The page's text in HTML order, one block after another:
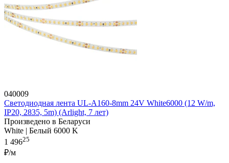
040009
Светодиодная лента UL-A160-8mm 24V White6000 (12 W/m,
IP20, 2835, 5m) (Arlight, 7 лет)
Произведено в Беларуси
White | Белый 6000 K
1 49625
₽/м